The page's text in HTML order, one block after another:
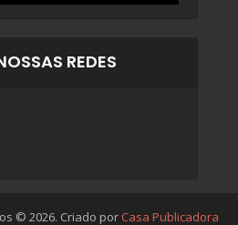
REDES
© 2026. Criado por Casa Publicadora